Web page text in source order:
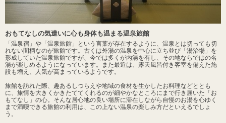
おもてなしの気遣いに心も身体も温まる温泉旅館
「温泉宿」や「温泉旅館」という言葉が存在するように、温泉とは切っても切
れない間柄なのが旅館です。古くは外湯の温泉を中心に立ち並び「湯治場」を
形成していた温泉旅館ですが、今では多くが内湯を有し、その地ならではの名
湯が楽しめるようになっています。また最近は、露天風呂付き客室を備えた施
設も増え、人気が高まっているようです。
旅館を訪れた際、趣あるしつらえや地域の食材を生かしたお料理などととも
に、旅情を大きくかきたててくれるのが細やかなところにまで行き届いた「お
もてなし」の心。そんな居心地の良い場所に滞在しながら自慢のお湯を心ゆく
まで満喫できる旅館の利用は、この上ない温泉の楽しみ方だといえるでしょ
う。